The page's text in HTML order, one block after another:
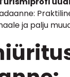
ja palju